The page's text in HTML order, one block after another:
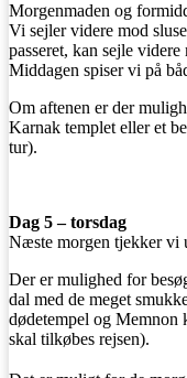
Morgenmaden og
Vi sejler videre mod
passeret, kan sejle
Middagen spiser vi på
Om aftenen er der
Karnak templet eller et
tur).
Dag 5 – torsdag
Næste morgen tjekker vi
Der er mulighed for
dal med de meget
dødetempel og Memnon
skal tilkøbes rejsen).